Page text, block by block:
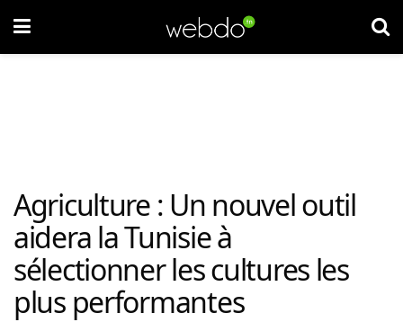
Agriculture : Un nouvel outil
aidera la Tunisie à
sélectionner les cultures les
plus performantes